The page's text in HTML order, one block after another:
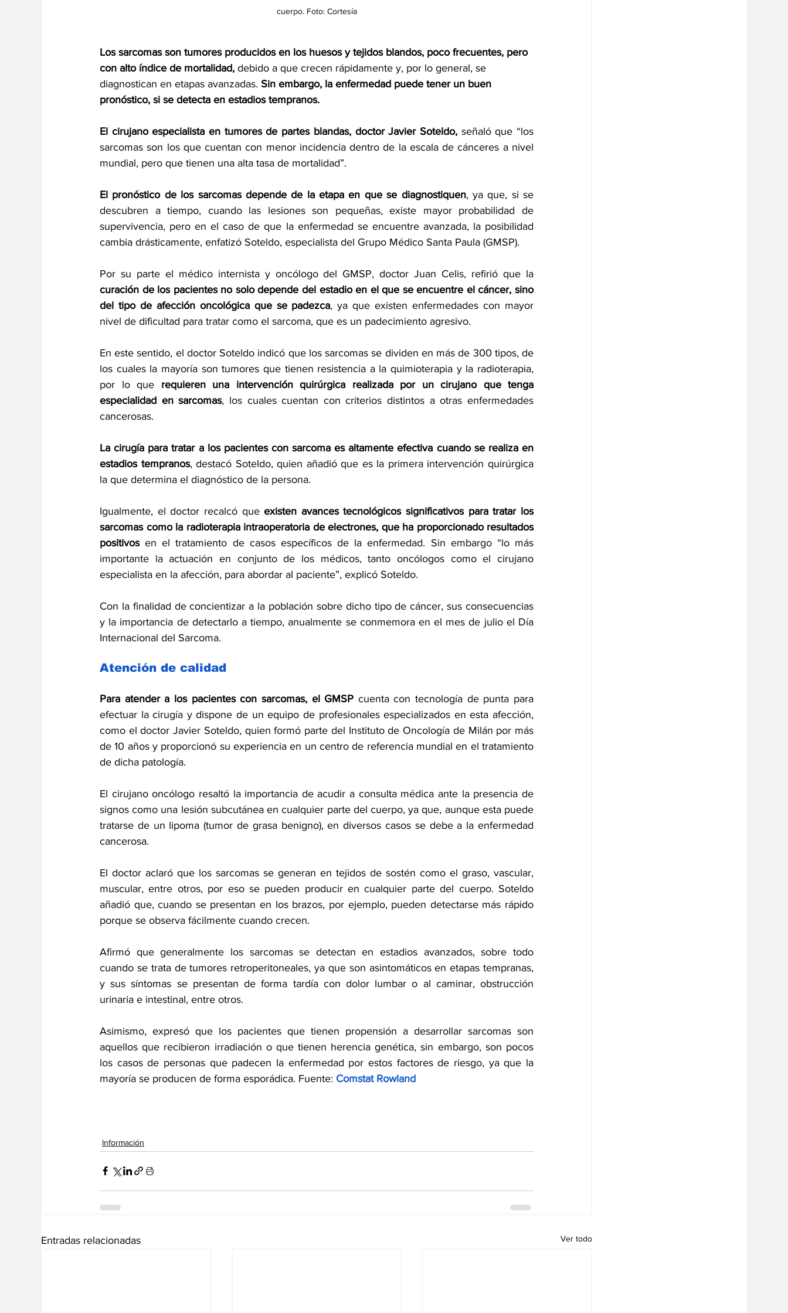
cuerpo. Foto: Cortesía
Los sarcomas son tumores producidos en los huesos y tejidos blandos, poco frecuentes, pero
con alto índice de mortalidad, debido a que crecen rápidamente y, por lo general, se
diagnostican en etapas avanzadas. Sin embargo, la enfermedad puede tener un buen
pronóstico, si se detecta en estadios tempranos.
El cirujano especialista en tumores de partes blandas, doctor Javier Soteldo, señaló que “los
sarcomas son los que cuentan con menor incidencia dentro de la escala de cánceres a nivel
mundial, pero que tienen una alta tasa de mortalidad”.
El pronóstico de los sarcomas depende de la etapa en que se diagnostiquen, ya que, si se
descubren a tiempo, cuando las lesiones son pequeñas, existe mayor probabilidad de
supervivencia, pero en el caso de que la enfermedad se encuentre avanzada, la posibilidad
cambia drásticamente, enfatizó Soteldo, especialista del Grupo Médico Santa Paula (GMSP).
curación de los pacientes no solo depende del estadio en el que se encuentre el cáncer, sino
del tipo de afección oncológica que se padezca, ya que existen enfermedades con mayor
nivel de dificultad para tratar como el sarcoma, que es un padecimiento agresivo.
En este sentido, el doctor Soteldo indicó que los sarcomas se dividen en más de 300 tipos, de
los cuales la mayoría son tumores que tienen resistencia a la quimioterapia y la radioterapia,
por lo que requieren una intervención quirúrgica realizada por un cirujano que tenga
especialidad en sarcomas, los cuales cuentan con criterios distintos a otras enfermedades
cancerosas.
La cirugía para tratar a los pacientes con sarcoma es altamente efectiva cuando se realiza en
estadios tempranos, destacó Soteldo, quien añadió que es la primera intervención quirúrgica
la que determina el diagnóstico de la persona.
Igualmente, el doctor recalcó que existen avances tecnológicos significativos para tratar los
sarcomas como la radioterapia intraoperatoria de electrones, que ha proporcionado resultados
positivos en el tratamiento de casos específicos de la enfermedad. Sin embargo “lo más
importante la actuación en conjunto de los médicos, tanto oncólogos como el cirujano
especialista en la afección, para abordar al paciente”, explicó Soteldo.
Con la finalidad de concientizar a la población sobre dicho tipo de cáncer, sus consecuencias
y la importancia de detectarlo a tiempo, anualmente se conmemora en el mes de julio el Día
Internacional del Sarcoma.
Atención de calidad
Para atender a los pacientes con sarcomas, el GMSP cuenta con tecnología de punta para
efectuar la cirugía y dispone de un equipo de profesionales especializados en esta afección,
como el doctor Javier Soteldo, quien formó parte del Instituto de Oncología de Milán por más
de 10 años y proporcionó su experiencia en un centro de referencia mundial en el tratamiento
de dicha patología.
El cirujano oncólogo resaltó la importancia de acudir a consulta médica ante la presencia de
signos como una lesión subcutánea en cualquier parte del cuerpo, ya que, aunque esta puede
tratarse de un lipoma (tumor de grasa benigno), en diversos casos se debe a la enfermedad
cancerosa.
El doctor aclaró que los sarcomas se generan en tejidos de sostén como el graso, vascular,
muscular, entre otros, por eso se pueden producir en cualquier parte del cuerpo. Soteldo
añadió que, cuando se presentan en los brazos, por ejemplo, pueden detectarse más rápido
porque se observa fácilmente cuando crecen.
Afirmó que generalmente los sarcomas se detectan en estadios avanzados, sobre todo
cuando se trata de tumores retroperitoneales, ya que son asintomáticos en etapas tempranas,
y sus síntomas se presentan de forma tardía con dolor lumbar o al caminar, obstrucción
urinaria e intestinal, entre otros.
Asimismo, expresó que los pacientes que tienen propensión a desarrollar sarcomas son
aquellos que recibieron irradiación o que tienen herencia genética, sin embargo, son pocos
los casos de personas que padecen la enfermedad por estos factores de riesgo, ya que la
mayoría se producen de forma esporádica. Fuente: Comstat Rowland
Información
Entradas relacionadas Ver todo